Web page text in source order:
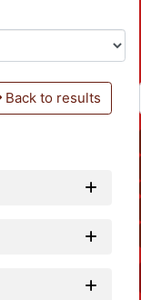
Back to results